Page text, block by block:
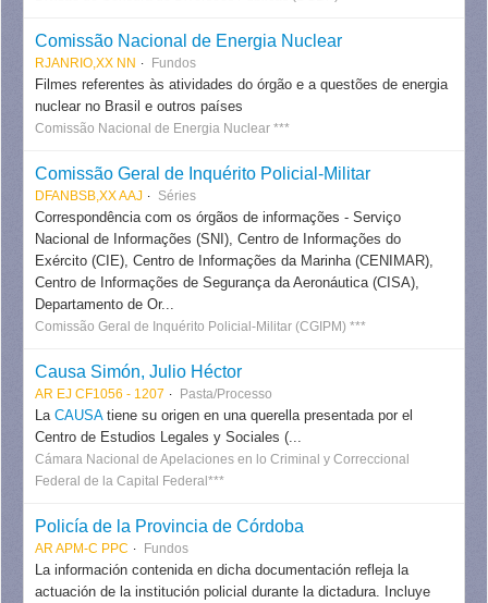
Comissão Nacional de Energia Nuclear
RJANRIO,XX NN Fundos
Filmes referentes às atividades do órgão e a questões de energia
nuclear no Brasil e outros países
Comissão Nacional de Energia Nuclear ***
Comissão Geral de Inquérito Policial-Militar
DFANBSB,XX AAJ Séries
Correspondência com os órgãos de informações - Serviço
Nacional de Informações (SNI), Centro de Informações do
Exército (CIE), Centro de Informações da Marinha (CENIMAR),
Centro de Informações de Segurança da Aeronáutica (CISA),
Departamento de Or...
Comissão Geral de Inquérito Policial-Militar (CGIPM) ***
Causa Simón, Julio Héctor
AR EJ CF1056 - 1207 Pasta/Processo
La CAUSAtiene su origen en una querella presentada por el
Centro de Estudios Legales y Sociales (...
Cámara Nacional de Apelaciones en lo Criminal y Correccional
Federal de la Capital Federal***
Policía de la Provincia de Córdoba
AR APM-C PPC Fundos
La información contenida en dicha documentación refleja la
actuación de la institución policial durante la dictadura. Incluye